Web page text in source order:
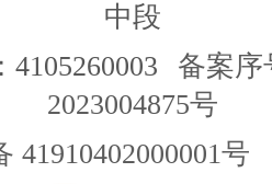
中段
备案序
2023004875号
41910402000001号